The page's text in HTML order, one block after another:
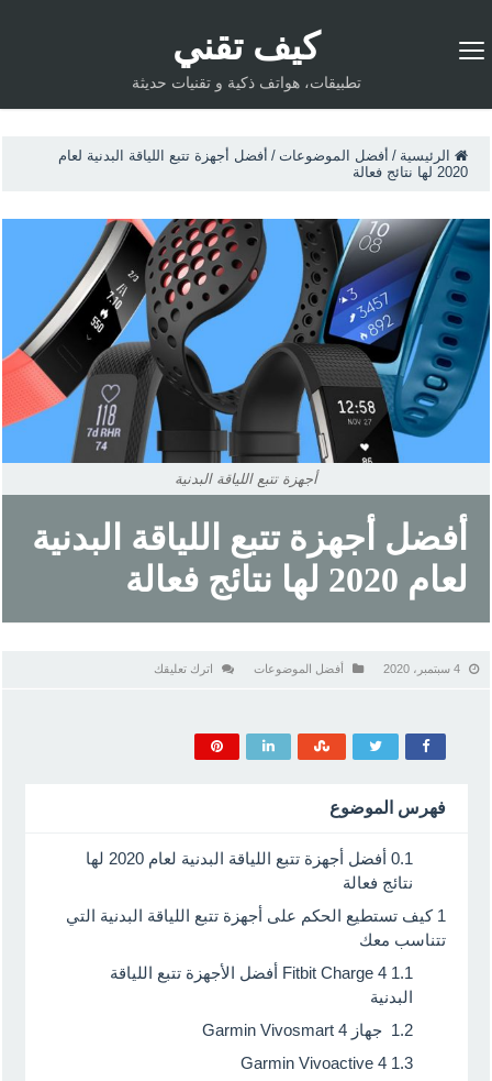
كيف تقني
تطبيقات، هواتف ذكية و تقنيات حديثة
الرئيسية / أفضل الموضوعات / أفضل أجهزة تتبع اللياقة البدنية لعام
2020 لها نتائج فعالة
أجهزة تتبع اللياقة البدنية
أفضل أجهزة تتبع اللياقة البدنية
لعام 2020 لها نتائج فعالة
4 سبتمبر، 2020 أفضل الموضوعات اترك تعليقك
فهرس الموضوع
0.1
أفضل أجهزة تتبع اللياقة البدنية لعام 2020 لها
نتائج فعالة
1 كيف تستطيع الحكم على أجهزة تتبع اللياقة البدنية التي
تتناسب معك
1.1
Fitbit Charge 4 أفضل الأجهزة تتبع اللياقة
البدنية
1.2 جهاز Garmin Vivosmart 4
1.3
Garmin Vivoactive 4